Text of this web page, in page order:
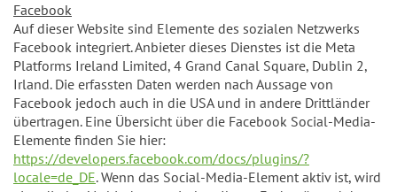
Facebook
Auf dieser Website sind Elemente des sozialen Netzwerks
Facebook integriert. Anbieter dieses Dienstes ist die Meta
Platforms Ireland Limited, 4 Grand Canal Square, Dublin 2,
Irland. Die erfassten Daten werden nach Aussage von
Facebook jedoch auch in die USA und in andere Drittländer
übertragen. Eine Übersicht über die Facebook Social-Media-
Elemente finden Sie hier:
https://developers.facebook.com/docs/plugins/?
locale=de_DE. Wenn das Social-Media-Element aktiv ist, wird